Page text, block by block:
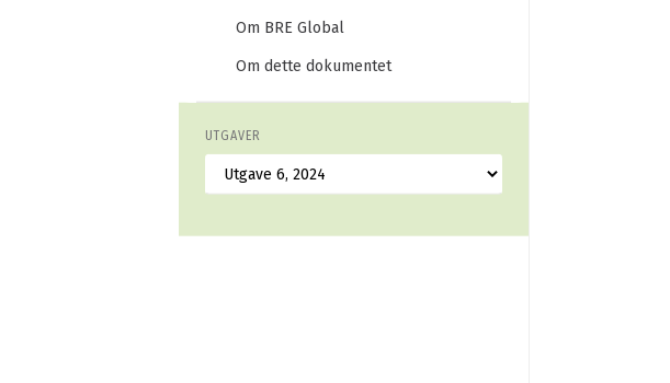
Om BRE Global
Om dette dokumentet
UTGAVER